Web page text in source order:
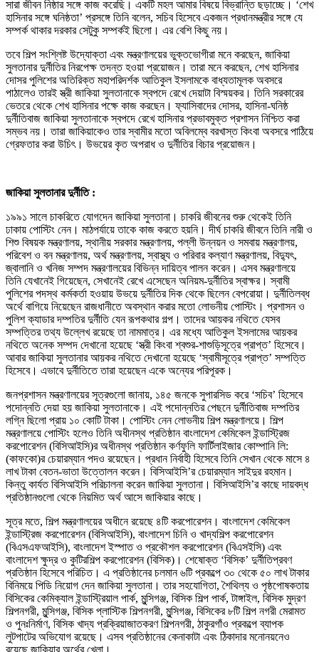
সারা জীবন নিষ্ঠার সঙ্গে কাজ করেছি। একটি মহল আমার বিষয়ে বিভ্রান্তি ছড়াচ্ছে। ‘শেখ
হাসিনার সঙ্গে ঘনিষ্ঠতা’ প্রসঙ্গে তিনি বলেন, সচিব হিসেবে একজন প্রধানমন্ত্রীর সঙ্গে যে
সম্পর্ক থাকার দরকার সেটুকু সম্পর্কই ছিলো। এর বেশি কিছু নয়।
তবে শিল্প সংশ্লিষ্ট উদ্যোক্তা এবং মন্ত্রণালয়ের ভুক্তভোগীরা মনে করছেন, জাকিয়া
সুলতানার দুর্নীতির নিরপেক্ষ তদন্ত হওয়া প্রয়োজন। তারা মনে করছেন, শেখ হাসিনার
দোসর পুলিশের অতিরিক্ত মহাপরিদর্শক আতিকুল ইসলামকে বাধ্যতামূলক অবসরে
পাঠালেও তারই স্ত্রী জাকিয়া সুলতানাকে স্বপদে রেখে দেয়াটা বিস্ময়কর। তিনি সরকারের
ভেতরে থেকে শেখ হাসিনার পক্ষে কাজ করছেন। ফ্যাসিবাদের দোসর, হাসিনা-ঘনিষ্ঠ
দুর্নীতিবাজ জাকিয়া সুলতানাকে স্বপদে রেখে হাসিনার প্রভাবমুক্ত প্রশাসন নিশ্চিত করা
সম্ভব নয়। তারা জাকিয়াকেও তার স্বামীর মতো অবিলম্বে বরখাস্ত কিংবা অবসরে পাঠিয়ে
গ্রেফতার করা উচিৎ। উভয়ের কৃত অপরাধ ও দুর্নীতির বিচার প্রয়োজন।
জাকিয়া সুলতানার দুর্নীতি :
১৯৯১ সালে চাকরিতে যোগদেন জাকিয়া সুলতানা। চাকরি জীবনের শুরু থেকেই তিনি
ঢাকায় পোস্টিং নেন। মাঠপর্যায়ে তাকে কাজ করতে হয়নি। দীর্ঘ চাকরি জীবনে তিনি নারী ও
শিশু বিষয়ক মন্ত্রণালয়, স্থানীয় সরকার মন্ত্রণালয়, পল্লী উন্নয়ন ও সমবায় মন্ত্রণালয়,
পরিবেশ ও বন মন্ত্রণালয়, অর্থ মন্ত্রণালয়, স্বাস্থ্য ও পরিবার কল্যাণ মন্ত্রণালয়, বিদ্যুৎ,
জ্বালানি ও খনিজ সম্পদ মন্ত্রণালয়ের বিভিন্ন দায়িত্ব পালন করেন। এসব মন্ত্রণালয়ে
তিনি যেখানেই গিয়েছেন, সেখানেই রেখে এসেছেন অনিয়ম-দুর্নীতির স্বাক্ষর। স্বামী
পুলিশের পদস্থ কর্মকর্তা হওয়ায় উভয়ে দুর্নীতির দিক থেকে ছিলেন বেপরোয়া। দুর্নীতিলব্ধ
অর্থে বাগিয়ে নিয়েছেন রাজধানীতে অবস্থান করার মতো লোভনীয় পোস্টিং। প্রশাসন ও
পুলিশ ক্যাডার দম্পতির দুর্নীতি যেন রূপকথার গল্প। তাদের আয়কর নথিতে যেসব
সম্পত্তির তথ্য উল্লেখ রয়েছে তা নামমাত্র। এর মধ্যে আতিকুল ইসলামের আয়কর
নথিতে অনেক সম্পদ দেখানো হয়েছে ‘স্ত্রী কিংবা শ্বশুর-শাশুড়িসূত্রে প্রাপ্ত’ হিসেবে।
আবার জাকিয়া সুলতানার আয়কর নথিতে দেখানো হয়েছে ‘স্বামীসূত্রে প্রাপ্ত’ সম্পত্তি
হিসেবে। এভাবে দুর্নীতিতে তারা হয়েছেন একে অন্যের পরিপূরক।
জনপ্রশাসন মন্ত্রণালয়ের সূত্রগুলো জানায়, ১৪৫ জনকে সুপারসিড করে ‘সচিব’ হিসেবে
পদোন্নতি দেয়া হয় জাকিয়া সুলতানাকে। এই পদোন্নতির পেছনে দুর্নীতিবাজ দম্পতির
লগ্নি ছিলো প্রায় ১০ কোটি টাকা। পোস্টিং নেন লোভনীয় শিল্প মন্ত্রণালয়ে। শিল্প
মন্ত্রণালয়ে পোস্টিং হলেও তিনি অধীনস্থ প্রতিষ্ঠান বাংলাদেশ কেমিকেল ইন্ডাস্ট্রিজ
করপোরেশন (বিসিআইসি)র অধীনস্থ প্রতিষ্ঠান কর্ণফুলি ফার্টিলাইজার কোম্পানি লি:
(কাফকো)র চেয়ারম্যান পদও রয়েছেন। প্রধান নির্বাহী হিসেবে তিনি সেখান থেকে মাসে ৪
লাখ টাকা বেতন-ভাতা উত্তোলন করেন। বিসিআইসি’র চেয়ারম্যান সাইদুর রহমান।
কিন্তু কার্যত বিসিআইসি পরিচালনা করেন জাকিয়া সুলতানা। বিসিআইসি’র কাছে দায়বদ্ধ
প্রতিষ্ঠানগুলো থেকে নিয়মিত অর্থ আসে জাকিয়ার কাছে।
সূত্র মতে, শিল্প মন্ত্রণালয়ের অধীনে রয়েছে ৪টি করপোরেশন। বাংলাদেশ কেমিকেল
ইন্ডাস্ট্রিজ করপোরেশন (বিসিআইসি), বাংলাদেশ চিনি ও খাদ্যশিল্প করপোরেশন
(বিএসএফআইসি), বাংলাদেশ ইস্পাত ও প্রকৌশল করপোরেশন (বিএসইসি) এবং
বাংলাদেশ ক্ষুদ্র ও কুটিরশিল্প করপোরেশন (বিসিক)। শেষোক্ত ‘বিসিক’ দুর্নীতিপ্রবণ
প্রতিষ্ঠান হিসেবে পরিচিত। এ প্রতিষ্ঠানের চলমান ৬টি প্রকল্পে ৩০ থেকে ৫০ লাখ টাকার
বিনিময়ে পিডি নিয়োগ দেন জাকিয়া সুলতানা। তার সহযোগিতা, শৈথিল্য ও পৃষ্ঠপোষকতায়
বিসিকের কেমিক্যাল ইন্ডাস্ট্রিয়াল পার্ক, মুন্সিগঞ্জ, বিসিক শিল্প পার্ক, টাঙ্গাইল, বিসিক মুদ্রণ
শিল্পনগরী, মুন্সিগঞ্জ, বিসিক প্লাস্টিক শিল্পনগরী, মুন্সিগঞ্জ, বিসিকের ৮টি শিল্প নগরী মেরামত
ও পুনঃনির্মাণ, বিসিক খাদ্য প্রক্রিয়াজাতকরণ শিল্পনগরী, ঠাকুরগাঁও প্রকল্পে ব্যাপক
লুটপাটের অভিযোগ রয়েছে। এসব প্রতিষ্ঠানের কেনাকাটা এবং ঠিকাদার মনোনয়নেও
রয়েছে জাকিয়ার অর্থের খেলা।